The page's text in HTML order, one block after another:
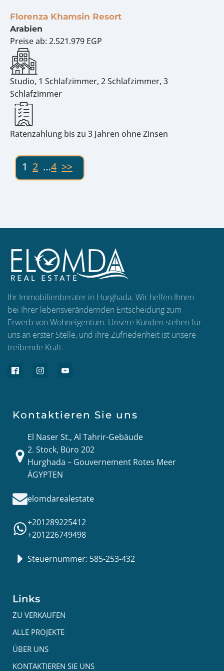
Florenza Khamsin Resort
Arabien
Preise ab: 2.521.979 EGP
Studio, 1 Schlafzimmer, 2 Schlafzimmer, 3
Schlafzimmer
Ratenzahlung bis zu 3 Jahren ohne Zinsen
1 2 …4 >>
Ihr Immobilienberater in Hurghada. Wir helfen Ihnen
bei Ihrer lebensverändernden Entscheidung zum
Erwerb von Wohneigentum. Unsere Kunden stehen für
uns an erster Stelle, und ihre Zufriedenheit ist unsere
treibende Kraft.
Kontaktieren Sie uns
El Naser St., Al Tahrir-Gebäude
2. Stock, Büro 202
Hurghada – Gouvernement Rotes Meer
ÄGYPTEN
elomdarealestate
+201289225412
+201226749498
Steuernummer: 585-253-432
Links
ZU VERKAUFEN
ALLE PROJEKTE
ÜBER UNS
KONTAKTIEREN SIE UNS